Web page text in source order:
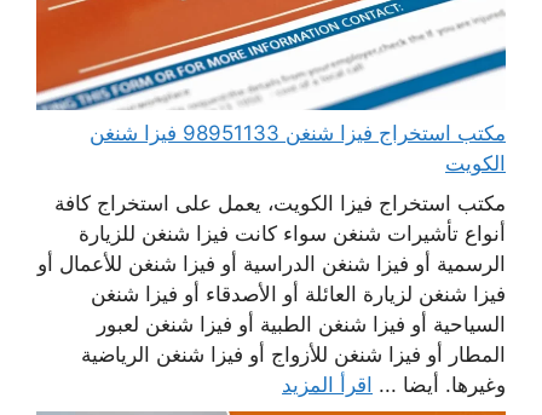
مكتب استخراج فيزا شنغن 98951133 فيزا شنغن
الكويت
مكتب استخراج فيزا الكويت، يعمل على استخراج كافة
أنواع تأشيرات شنغن سواء كانت فيزا شنغن للزيارة
الرسمية أو فيزا شنغن الدراسية أو فيزا شنغن للأعمال أو
فيزا شنغن لزيارة العائلة أو الأصدقاء أو فيزا شنغن
السياحية أو فيزا شنغن الطبية أو فيزا شنغن لعبور
المطار أو فيزا شنغن للأزواج أو فيزا شنغن الرياضية
وغيرها. أيضا ... اقرأ المزيد